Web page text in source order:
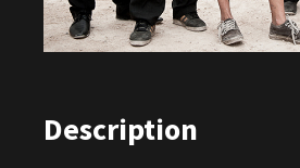
Description